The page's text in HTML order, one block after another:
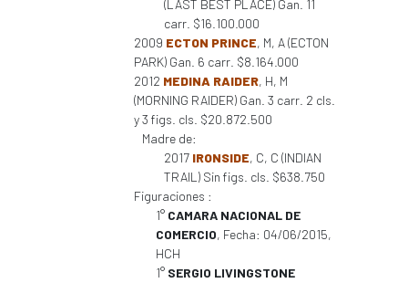
(LAST BEST PLACE) Gan. 11
carr. $16.100.000
2009 ECTON PRINCE, M, A (ECTON
PARK) Gan. 6 carr. $8.164.000
2012 MEDINA RAIDER, H, M
(MORNING RAIDER) Gan. 3 carr. 2 cls.
y 3 figs. cls. $20.872.500
Madre de:
2017 IRONSIDE, C, C (INDIAN
TRAIL) Sin figs. cls. $638.750
Figuraciones :
1° CAMARA NACIONAL DE
COMERCIO, Fecha: 04/06/2015,
HCH
1° SERGIO LIVINGSTONE